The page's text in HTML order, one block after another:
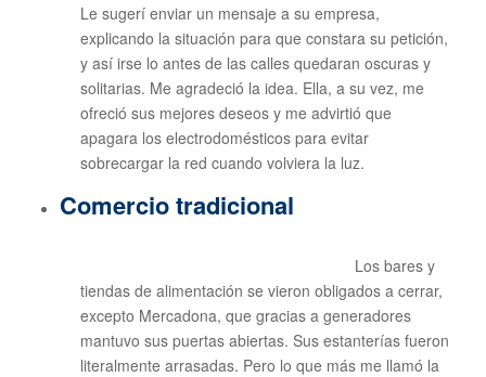
Le sugerí enviar un mensaje a su empresa,
explicando la situación para que constara su petición,
y así irse lo antes de las calles quedaran oscuras y
solitarias. Me agradeció la idea. Ella, a su vez, me
ofreció sus mejores deseos y me advirtió que
apagara los electrodomésticos para evitar
sobrecargar la red cuando volviera la luz.
Comercio tradicional
Los bares y
tiendas de alimentación se vieron obligados a cerrar,
excepto Mercadona, que gracias a generadores
mantuvo sus puertas abiertas. Sus estanterías fueron
literalmente arrasadas. Pero lo que más me llamó la